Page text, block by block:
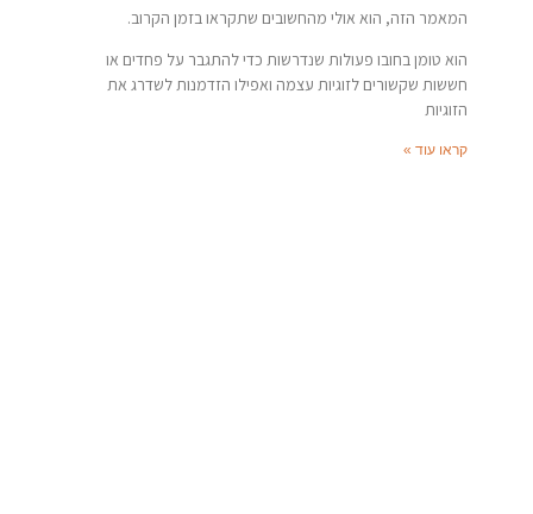
המאמר הזה, הוא אולי מהחשובים שתקראו בזמן הקרוב.
הוא טומן בחובו פעולות שנדרשות כדי להתגבר על פחדים או
חששות שקשורים לזוגיות עצמה ואפילו הזדמנות לשדרג את
הזוגיות
קראו עוד »